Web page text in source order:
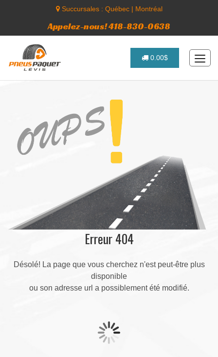
Succursales : Québec| Montréal
Appelez-nous! 418-830-0638
0.00$
Erreur 404
Désolé! La page que vous cherchez n'est peut-être plus
disponible
ou son adresse url a possiblement été modifié.